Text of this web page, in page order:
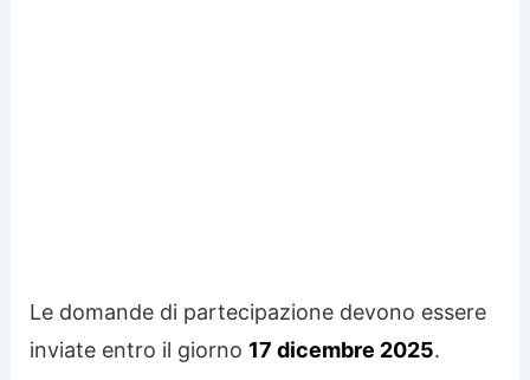
Le domande di partecipazione devono essere
inviate entro il giorno 17 dicembre 2025.